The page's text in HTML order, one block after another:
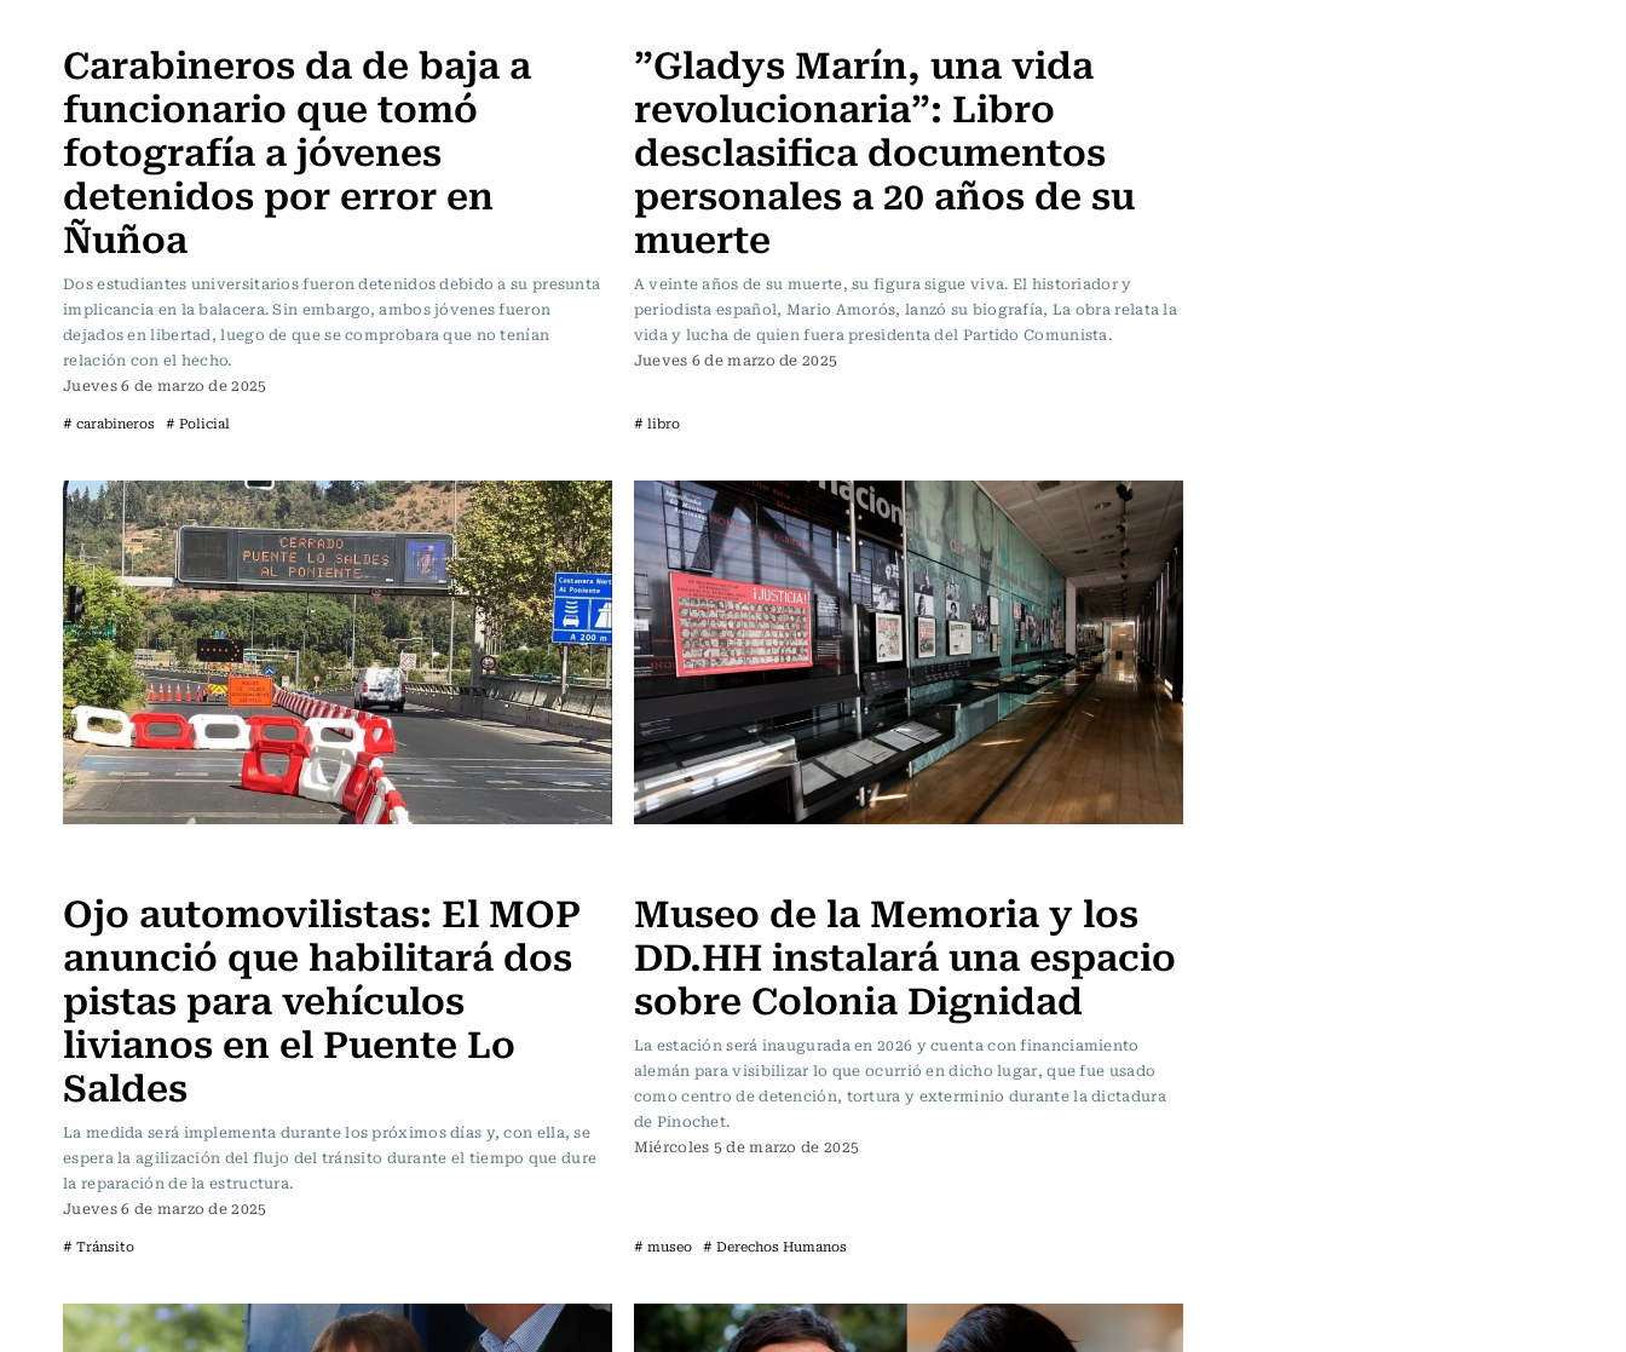
Carabineros da de baja a
funcionario que tomó
fotografía a jóvenes
detenidos por error en
Ñuñoa
Dos estudiantes universitarios fueron detenidos debido a su presunta
implicancia en la balacera. Sin embargo, ambos jóvenes fueron
dejados en libertad, luego de que se comprobara que no tenían
relación con el hecho.
Jueves 6 de marzo de 2025
# carabineros # Policial
”Gladys Marín, una vida
revolucionaria”: Libro
desclasifica documentos
personales a 20 años de su
muerte
A veinte años de su muerte, su figura sigue viva. El historiador y
periodista español, Mario Amorós, lanzó su biografía, La obra relata la
vida y lucha de quien fuera presidenta del Partido Comunista.
Jueves 6 de marzo de 2025
# libro
Ojo automovilistas: El MOP
anunció que habilitará dos
pistas para vehículos
livianos en el Puente Lo
Saldes
La medida será implementa durante los próximos días y, con ella, se
espera la agilización del flujo del tránsito durante el tiempo que dure
la reparación de la estructura.
Jueves 6 de marzo de 2025
# Tránsito
Museo de la Memoria y los
DD.HH instalará una espacio
sobre Colonia Dignidad
La estación será inaugurada en 2026 y cuenta con financiamiento
alemán para visibilizar lo que ocurrió en dicho lugar, que fue usado
como centro de detención, tortura y exterminio durante la dictadura
de Pinochet.
Miércoles 5 de marzo de 2025
# museo # Derechos Humanos